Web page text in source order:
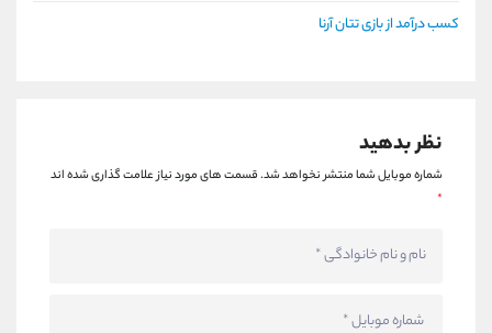
کسب درآمد از بازی تتان آرنا
نظر بدهید
شماره موبایل شما منتشر نخواهد شد.قسمت های مورد نیاز علامت گذاری شده اند
*